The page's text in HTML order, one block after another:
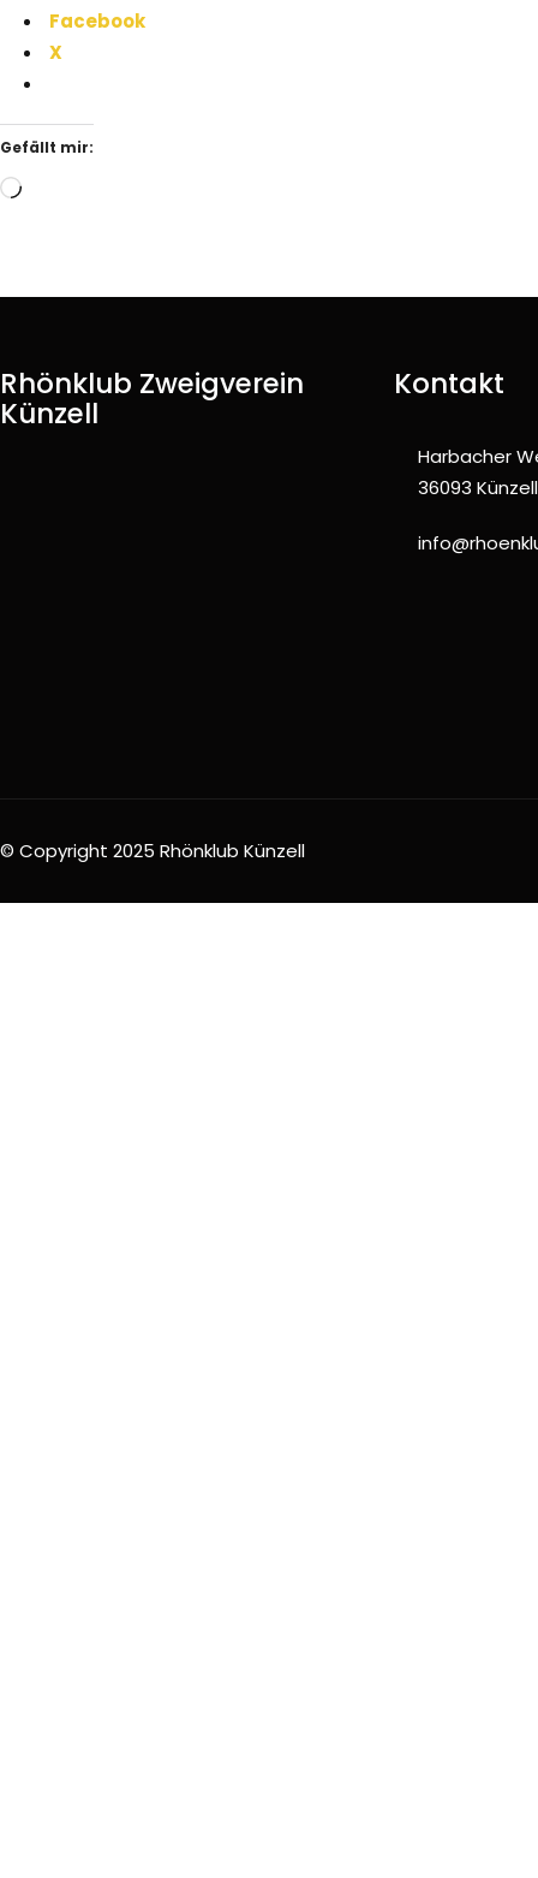
Facebook
X
Gefällt mir:
Wird
Rhönklub Zweigverein
Künzell
Kontakt
Harbacher
36093 Künzell
© Copyright 2025 Rhönklub Künzell